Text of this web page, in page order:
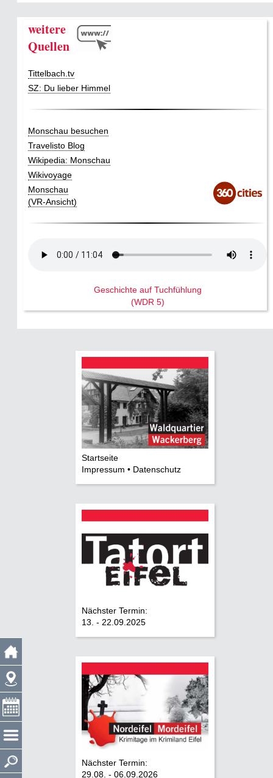
weitere
Quellen
Tittelbach.tv
SZ: Du lieber Himmel
Monschau besuchen
Travelisto Blog
Wikipedia: Monschau
Wikivoyage
Monschau
(VR-Ansicht)
Geschichte auf Tuchfühlung
(WDR 5)
Startseite
Impressum • Datenschutz
Nächster Termin:
13. - 22.09.2025
Nächster Termin:
29.08. - 06.09.2026